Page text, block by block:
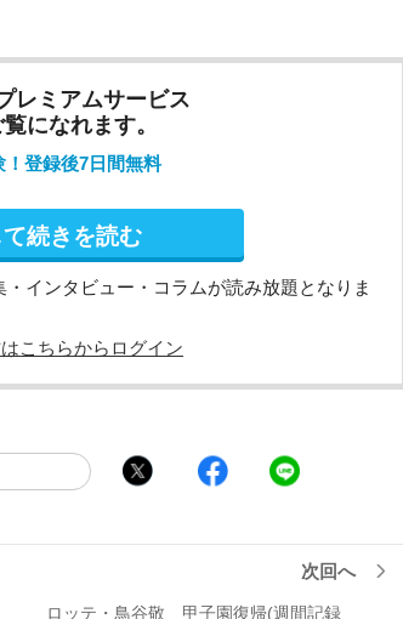
レミアムサービス
になれます。
！登録後7日間無料
続きを読む
インタビュー・コラムが読み放題となりま
こちらからログイン
次回へ
ロッテ・鳥谷敬 甲子園復帰(週間記録